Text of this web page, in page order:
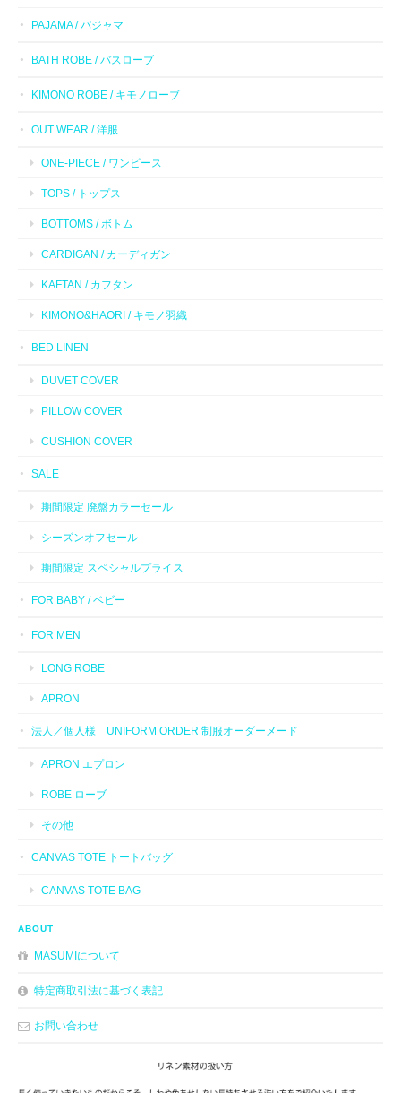
PAJAMA / パジャマ
BATH ROBE / バスローブ
KIMONO ROBE / キモノローブ
OUT WEAR / 洋服
ONE-PIECE / ワンピース
TOPS / トップス
BOTTOMS / ボトム
CARDIGAN / カーディガン
KAFTAN / カフタン
KIMONO&HAORI / キモノ羽織
BED LINEN
DUVET COVER
PILLOW COVER
CUSHION COVER
SALE
期間限定 廃盤カラーセール
シーズンオフセール
期間限定 スペシャルプライス
FOR BABY / ベビー
FOR MEN
LONG ROBE
APRON
法人／個人様 UNIFORM ORDER 制服オーダーメード
APRON エプロン
ROBE ローブ
その他
CANVAS TOTE トートバッグ
CANVAS TOTE BAG
ABOUT
MASUMIについて
特定商取引法に基づく表記
お問い合わせ